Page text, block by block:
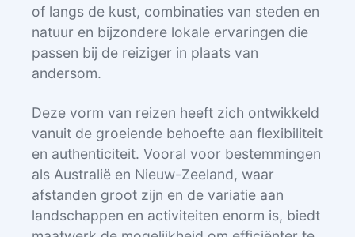
of langs de kust, combinaties van steden en
natuur en bijzondere lokale ervaringen die
passen bij de reiziger in plaats van
andersom.
Deze vorm van reizen heeft zich ontwikkeld
vanuit de groeiende behoefte aan flexibiliteit
en authenticiteit. Vooral voor bestemmingen
als Australië en Nieuw-Zeeland, waar
afstanden groot zijn en de variatie aan
landschappen en activiteiten enorm is, biedt